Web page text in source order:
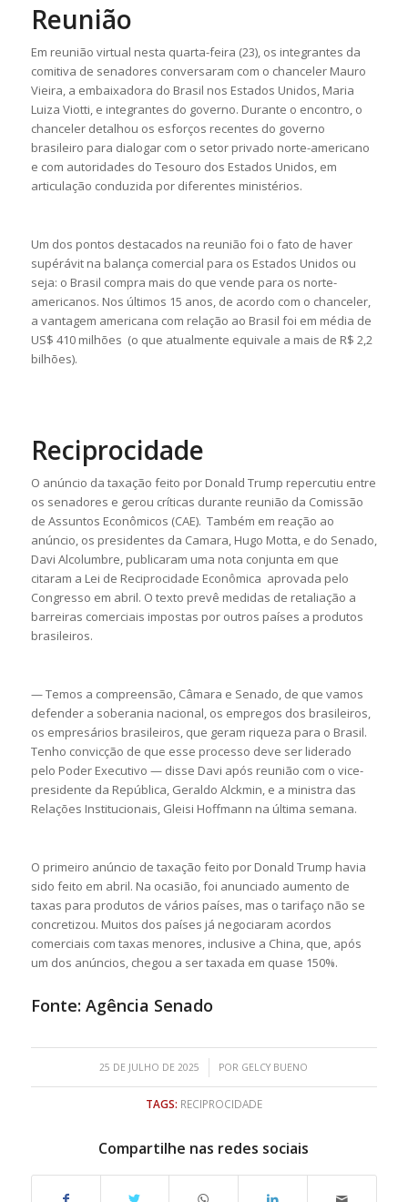
Reunião
Em reunião virtual nesta quarta-feira (23), os integrantes da
comitiva de senadores conversaram com o chanceler Mauro
Vieira, a embaixadora do Brasil nos Estados Unidos, Maria
Luiza Viotti, e integrantes do governo. Durante o encontro, o
chanceler detalhou os esforços recentes do governo
brasileiro para dialogar com o setor privado norte-americano
e com autoridades do Tesouro dos Estados Unidos, em
articulação conduzida por diferentes ministérios.
Um dos pontos destacados na reunião foi o fato de haver
supérávit na balança comercial para os Estados Unidos ou
seja: o Brasil compra mais do que vende para os norte-
americanos. Nos últimos 15 anos, de acordo com o chanceler,
a vantagem americana com relação ao Brasil foi em média de
US$ 410 milhões (o que atualmente equivale a mais de R$ 2,2
bilhões).
Reciprocidade
O anúncio da taxação feito por Donald Trump repercutiu entre
os senadores e gerou críticas durante reunião da Comissão
de Assuntos Econômicos (CAE). Também em reação ao
anúncio, os presidentes da Camara, Hugo Motta, e do Senado,
Davi Alcolumbre, publicaram uma nota conjunta em que
citaram a Lei de Reciprocidade Econômica aprovada pelo
Congresso em abril. O texto prevê medidas de retaliação a
barreiras comerciais impostas por outros países a produtos
brasileiros.
— Temos a compreensão, Câmara e Senado, de que vamos
defender a soberania nacional, os empregos dos brasileiros,
os empresários brasileiros, que geram riqueza para o Brasil.
Tenho convicção de que esse processo deve ser liderado
pelo Poder Executivo — disse Davi após reunião com o vice-
presidente da República, Geraldo Alckmin, e a ministra das
Relações Institucionais, Gleisi Hoffmann na última semana.
O primeiro anúncio de taxação feito por Donald Trump havia
sido feito em abril. Na ocasião, foi anunciado aumento de
taxas para produtos de vários países, mas o tarifaço não se
concretizou. Muitos dos países já negociaram acordos
comerciais com taxas menores, inclusive a China, que, após
um dos anúncios, chegou a ser taxada em quase 150%.
Fonte: Agência Senado
25 DE JULHO DE 2025
/ POR GELCY BUENO
TAGS: RECIPROCIDADE
Compartilhe nas redes sociais